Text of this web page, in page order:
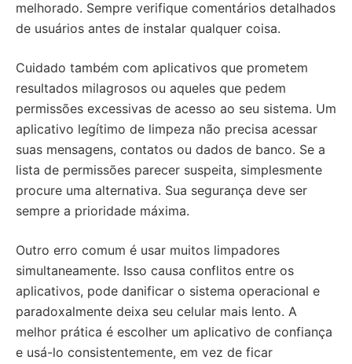
melhorado. Sempre verifique comentários detalhados
de usuários antes de instalar qualquer coisa.
Cuidado também com aplicativos que prometem
resultados milagrosos ou aqueles que pedem
permissões excessivas de acesso ao seu sistema. Um
aplicativo legítimo de limpeza não precisa acessar
suas mensagens, contatos ou dados de banco. Se a
lista de permissões parecer suspeita, simplesmente
procure uma alternativa. Sua segurança deve ser
sempre a prioridade máxima.
Outro erro comum é usar muitos limpadores
simultaneamente. Isso causa conflitos entre os
aplicativos, pode danificar o sistema operacional e
paradoxalmente deixa seu celular mais lento. A
melhor prática é escolher um aplicativo de confiança
e usá-lo consistentemente, em vez de ficar